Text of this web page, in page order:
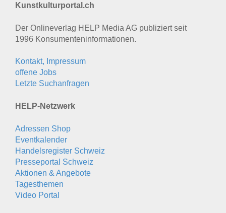
Kunstkulturportal.ch
Der Onlineverlag HELP Media AG publiziert seit
1996 Konsumenten­informationen.
Kontakt, Impressum
offene Jobs
Letzte Suchanfragen
HELP-Netzwerk
Adressen Shop
Eventkalender
Handelsregister Schweiz
Presseportal Schweiz
Aktionen & Angebote
Tagesthemen
Video Portal